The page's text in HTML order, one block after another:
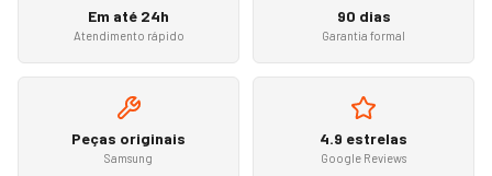
Em até 24h
Atendimento rápido
90 dias
Garantia formal
Peças originais
Samsung
4.9 estrelas
Google Reviews